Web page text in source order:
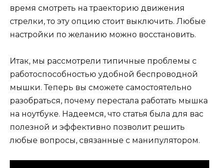
время смотреть на траекторию движения
стрелки, то эту опцию стоит выключить. Любые
настройки по желанию можно восстановить.
Итак, мы рассмотрели типичные проблемы с
работоспособностью удобной беспроводной
мышки. Теперь вы сможете самостоятельно
разобраться, почему перестала работать мышка
на ноутбуке. Надеемся, что статья была для вас
полезной и эффективно позволит решить
любые вопросы, связанные с манипулятором.